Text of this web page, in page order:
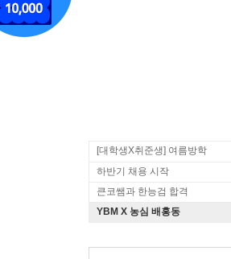
[대학생X취준생] 여름방학
하반기 채용 시작
큰코쌤과 한능검 합격
YBM X 농심 배홍동